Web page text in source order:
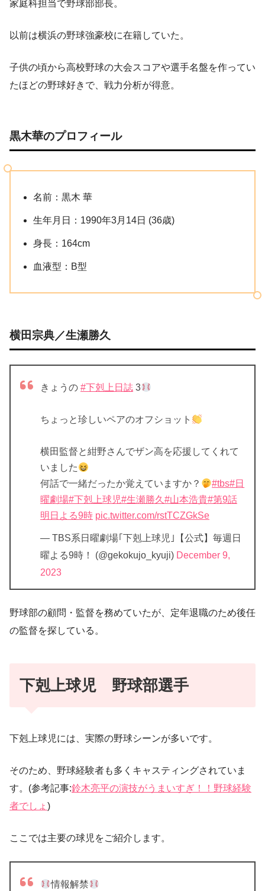
家庭科担当で野球部部長。
以前は横浜の野球強豪校に在籍していた。
子供の頃から高校野球の大会スコアや選手名盤を作ってい
たほどの野球好きで、戦力分析が得意。
黒木華のプロフィール
名前：黒木 華
生年月日：1990年3月14日 (36歳)
身長：164cm
血液型：B型
横田宗典／生瀬勝久
きょうの #下剋上日誌 3
ちょっと珍しいペアのオフショット
横田監督と紺野さんでザン高を応援してくれて
いました
何話で一緒だったか覚えていますか？
#tbs#日
曜劇場#下剋上球児#生瀬勝久#山本浩貴#第9話
明日よる9時 pic.twitter.com/rstTCZGkSe
— TBS系日曜劇場｢下剋上球児｣【公式】毎週日
曜よる9時！ (@gekokujo_kyuji) December 9,
2023
野球部の顧問・監督を務めていたが、定年退職のため後任
の監督を探している。
下剋上球児 野球部選手
下剋上球児には、実際の野球シーンが多いです。
そのため、野球経験者も多くキャスティングされていま
す。(参考記事:鈴木亮平の演技がうまいすぎ！！野球経験
者でしょ )
ここでは主要の球児をご紹介します。
情報解禁